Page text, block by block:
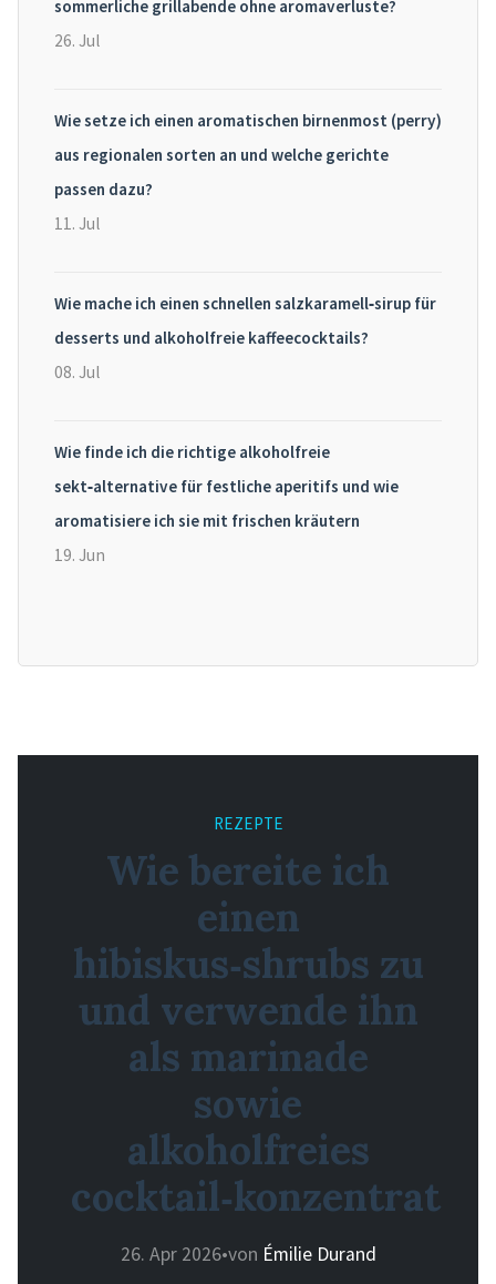
sommerliche grillabende ohne aromaverluste?
26. Jul
Wie setze ich einen aromatischen birnenmost (perry)
aus regionalen sorten an und welche gerichte
passen dazu?
11. Jul
Wie mache ich einen schnellen salzkaramell‑sirup für
desserts und alkoholfreie kaffeecocktails?
08. Jul
Wie finde ich die richtige alkoholfreie
sekt‑alternative für festliche aperitifs und wie
aromatisiere ich sie mit frischen kräutern
19. Jun
REZEPTE
Wie bereite ich
einen
hibiskus‑shrubs zu
und verwende ihn
als marinade
sowie
alkoholfreies
cocktail‑konzentrat
26. Apr 2026•von Émilie Durand